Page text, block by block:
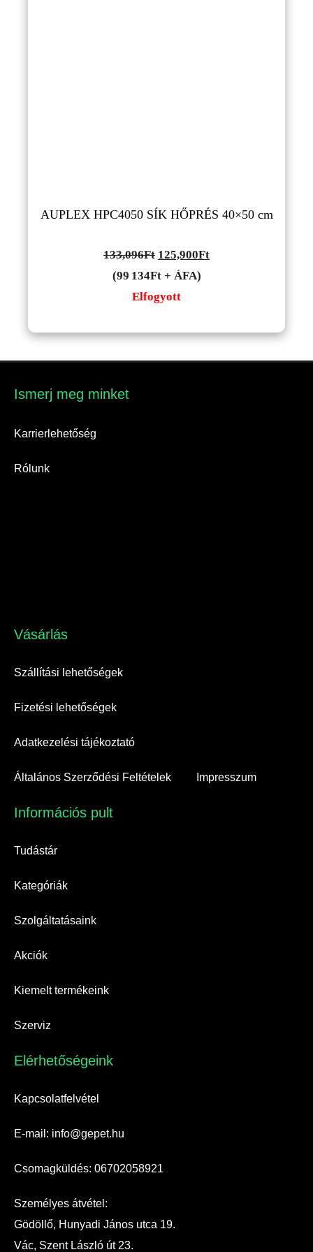
AUPLEX HPC4050 SÍK HŐPRÉS 40×50 cm
133,096Ft Original
price
was:
125,900FtCurrent
(99 134Ft + ÁFA)
Elfogyott
Ismerj meg minket​
Karrierlehetőség
Rólunk
Vásárlás​
Szállítási lehetőségek
Fizetési lehetőségek
Adatkezelési tájékoztató
Általános Szerződési Feltételek Impresszum
Információs pult​
Tudástár
Kategóriák
Szolgáltatásaink
Akciók
Kiemelt termékeink
Szerviz
Elérhetőségeink​
Kapcsolatfelvétel
E-mail: info@gepet.hu
Csomagküldés: 06702058921
Személyes átvétel:
Gödöllő, Hunyadi János utca 19.
Vác, Szent László út 23.